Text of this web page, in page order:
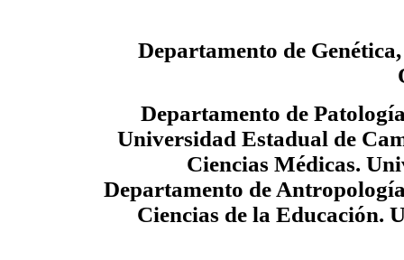
Departamento de
Departamento de
Universidad Estadual de
Ciencias Médicas.
Departamento de
Ciencias de la Educación.